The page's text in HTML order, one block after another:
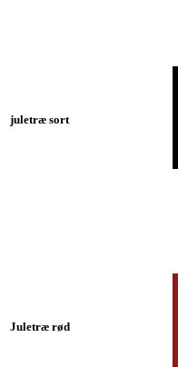
juletræ sort
Juletræ rød